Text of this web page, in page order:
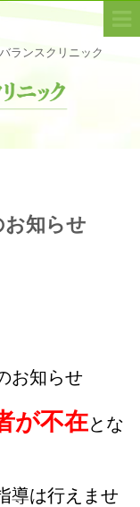
ランスクリニック
知らせ
お知らせ
が不在とな
導は行えませ